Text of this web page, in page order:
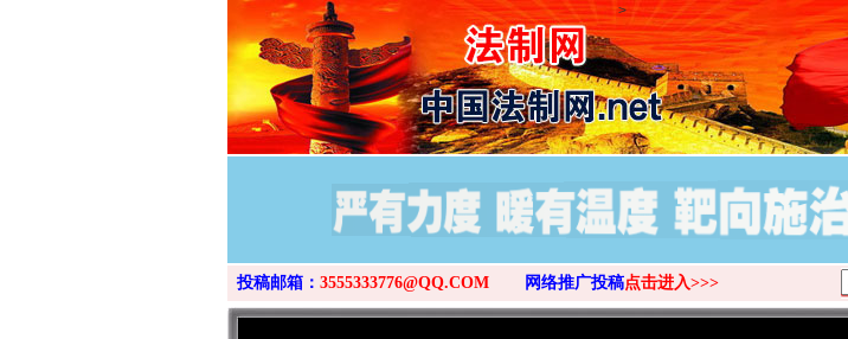
>
投稿邮箱： 3555333776@QQ.COM 网络推广投稿点击进入>>>